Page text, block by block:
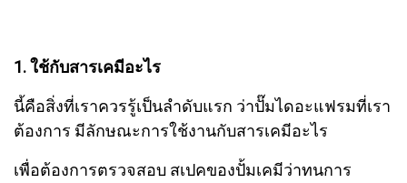
1. ใช้กับสารเคมีอะไร
นี้คือสิ่งที่เราควรรู้เป็นลำดับแรก ว่าปั๊มไดอะแฟรมที่เรา
ต้องการ มีลักษณะการใช้งานกับสารเคมีอะไร
เพื่อต้องการตรวจสอบ สเปคของปั้มเคมีว่าทนการ